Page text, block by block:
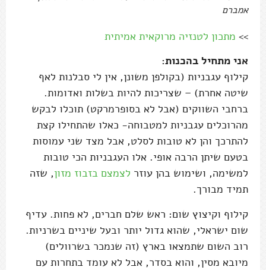
אמברם
>> מתכון לטנזיה מרוקאית אמיתית
אני מתחיל בהכנות:
קילוף עגבניות (בקולפן משונן, אין לי סבלנות לאף
שיטה אחרת) – שצריכות להיות בשלות ואדומות.
ברחבי השווקים (אבל לא בסופרמרקט) תוכלו לבקש
מהרוכלים עגבניות למטבוחה- כאלו שהתחילו קצת
להתרכך והן לא טובות לסלט, אבל מצד שני עמוסות
בטעם שיתן הרבה אופי. אלו העגבניות הכי טובות
למשימה, ושימוש בהן עוזר לצמצם בזבוז מזון, שזה
תמיד מבורך.
קילוף וקיצוץ שום: ראש שלם חברים, לא פחות. עדיף
שום ישראלי, שהוא גדול יותר ובעל שיניים בשרניות.
רוב השום שתמצאו בארץ (זה שנמכר בשרוולים)
מיובא מסין, והוא בסדר, אבל לא עומד בתחרות עם